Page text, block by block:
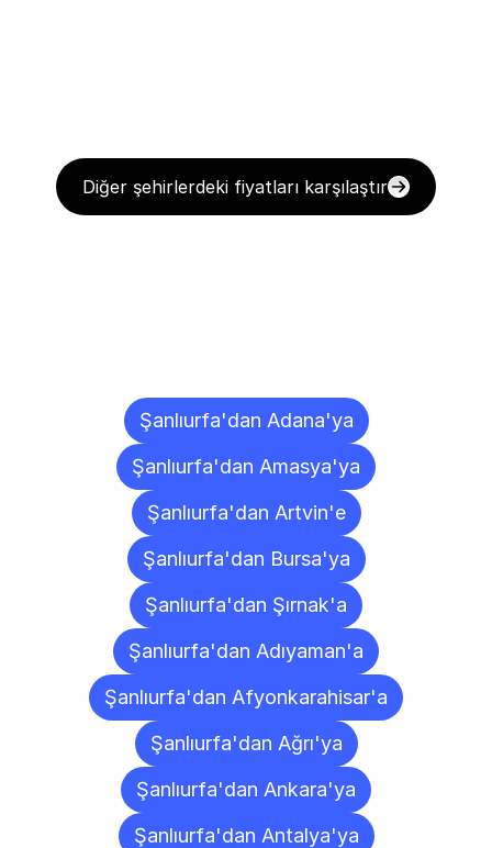
Diğer şehirlerdeki fiyatları karşılaştır
Şanlıurfa'dan Adana'ya
Şanlıurfa'dan Amasya'ya
Şanlıurfa'dan Artvin'e
Şanlıurfa'dan Bursa'ya
Şanlıurfa'dan Şırnak'a
Şanlıurfa'dan Adıyaman'a
Şanlıurfa'dan Afyonkarahisar'a
Şanlıurfa'dan Ağrı'ya
Şanlıurfa'dan Ankara'ya
Şanlıurfa'dan Antalya'ya